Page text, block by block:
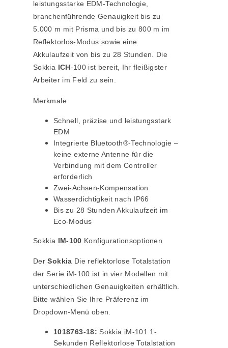
leistungsstarke EDM-Technologie,
branchenführende Genauigkeit bis zu
5.000 m mit Prisma und bis zu 800 m im
Reflektorlos-Modus sowie eine
Akkulaufzeit von bis zu 28 Stunden. Die
Sokkia ICH-100 ist bereit, Ihr fleißigster
Arbeiter im Feld zu sein.
Merkmale
Schnell, präzise und leistungsstark
EDM
Integrierte Bluetooth®-Technologie –
keine externe Antenne für die
Verbindung mit dem Controller
erforderlich
Zwei-Achsen-Kompensation
Wasserdichtigkeit nach IP66
Bis zu 28 Stunden Akkulaufzeit im
Eco-Modus
Sokkia IM-100 Konfigurationsoptionen
DerSokkia Die reflektorlose Totalstation
der Serie iM-100 ist in vier Modellen mit
unterschiedlichen Genauigkeiten erhältlich.
Bitte wählen Sie Ihre Präferenz im
Dropdown-Menü oben.
1018763-18: Sokkia iM-101 1-
Sekunden Reflektorlose Totalstation